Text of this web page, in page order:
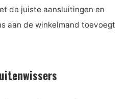
de juiste aansluitingen en
aan de winkelmand toevoegt